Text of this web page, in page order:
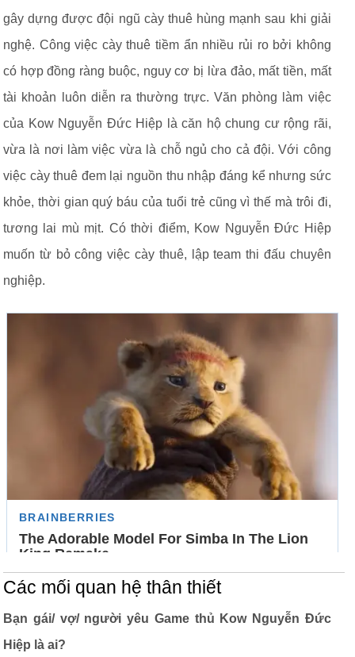
gây dựng được đội ngũ cày thuê hùng mạnh sau khi giải
nghệ. Công việc cày thuê tiềm ẩn nhiều rủi ro bởi không
có hợp đồng ràng buộc, nguy cơ bị lừa đảo, mất tiền, mất
tài khoản luôn diễn ra thường trực. Văn phòng làm việc
của Kow Nguyễn Đức Hiệp là căn hộ chung cư rộng rãi,
vừa là nơi làm việc vừa là chỗ ngủ cho cả đội. Với công
việc cày thuê đem lại nguồn thu nhập đáng kể nhưng sức
khỏe, thời gian quý báu của tuổi trẻ cũng vì thế mà trôi đi,
tương lai mù mịt. Có thời điểm, Kow Nguyễn Đức Hiệp
muốn từ bỏ công việc cày thuê, lập team thi đấu chuyên
nghiệp.
Các mối quan hệ thân thiết
Bạn gái/ vợ/ người yêu Game thủ Kow Nguyễn Đức
Hiệp là ai?